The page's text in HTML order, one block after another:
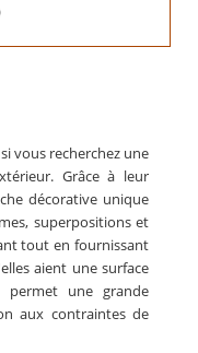
vous recherchez une
Grâce à leur
décorative unique
superpositions et
tout en fournissant
aient une surface
une grande
aux contraintes de